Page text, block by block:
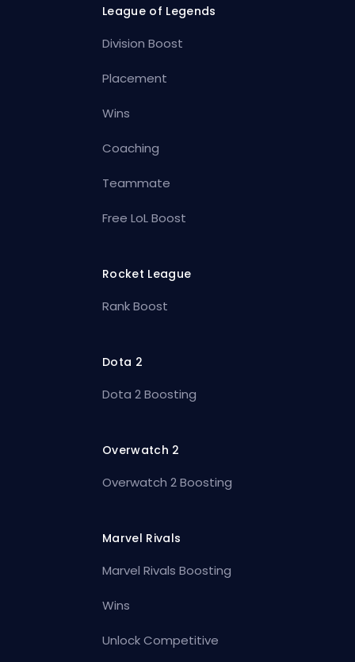
League of Legends
Division Boost
Placement
Wins
Coaching
Teammate
Free LoL Boost
Rocket League
Rank Boost
Dota 2
Dota 2 Boosting
Overwatch 2
Overwatch 2 Boosting
Marvel Rivals
Marvel Rivals Boosting
Wins
Unlock Competitive